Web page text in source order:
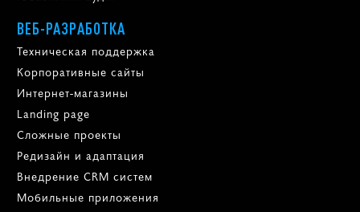
ВЕБ-РАЗРАБОТКА
Техническая поддержка
Корпоративные сайты
Интернет-магазины
Landing page
Сложные проекты
Редизайн и адаптация
Внедрение CRM систем
Мобильные приложения